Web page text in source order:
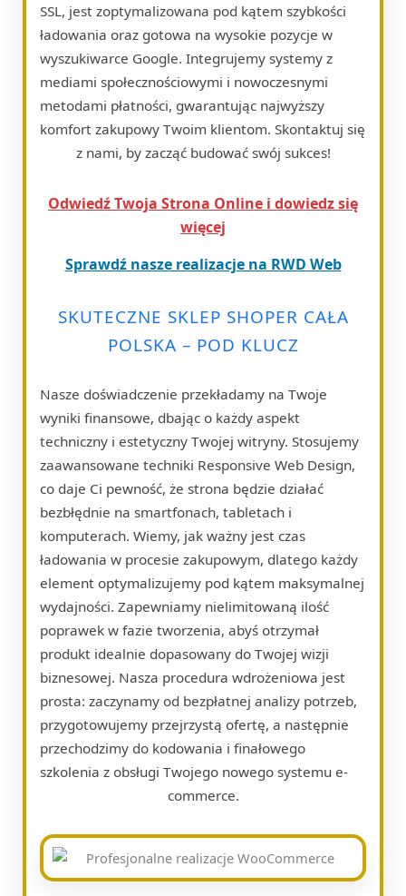
SSL, jest zoptymalizowana pod kątem szybkości
ładowania oraz gotowa na wysokie pozycje w
wyszukiwarce Google. Integrujemy systemy z
mediami społecznościowymi i nowoczesnymi
metodami płatności, gwarantując najwyższy
komfort zakupowy Twoim klientom. Skontaktuj się
z nami, by zacząć budować swój sukces!
Odwiedź Twoja Strona Online i dowiedz się
więcej
Sprawdź nasze realizacje na RWD Web
SKUTECZNE SKLEP SHOPER CAŁA
POLSKA – POD KLUCZ
Nasze doświadczenie przekładamy na Twoje
wyniki finansowe, dbając o każdy aspekt
techniczny i estetyczny Twojej witryny. Stosujemy
zaawansowane techniki Responsive Web Design,
co daje Ci pewność, że strona będzie działać
bezbłędnie na smartfonach, tabletach i
komputerach. Wiemy, jak ważny jest czas
ładowania w procesie zakupowym, dlatego każdy
element optymalizujemy pod kątem maksymalnej
wydajności. Zapewniamy nielimitowaną ilość
poprawek w fazie tworzenia, abyś otrzymał
produkt idealnie dopasowany do Twojej wizji
biznesowej. Nasza procedura wdrożeniowa jest
prosta: zaczynamy od bezpłatnej analizy potrzeb,
przygotowujemy przejrzystą ofertę, a następnie
przechodzimy do kodowania i finałowego
szkolenia z obsługi Twojego nowego systemu e-
commerce.